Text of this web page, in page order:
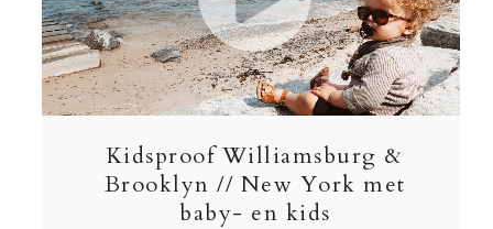
Kidsproof Williamsburg &
Brooklyn // New York met
baby- en kids